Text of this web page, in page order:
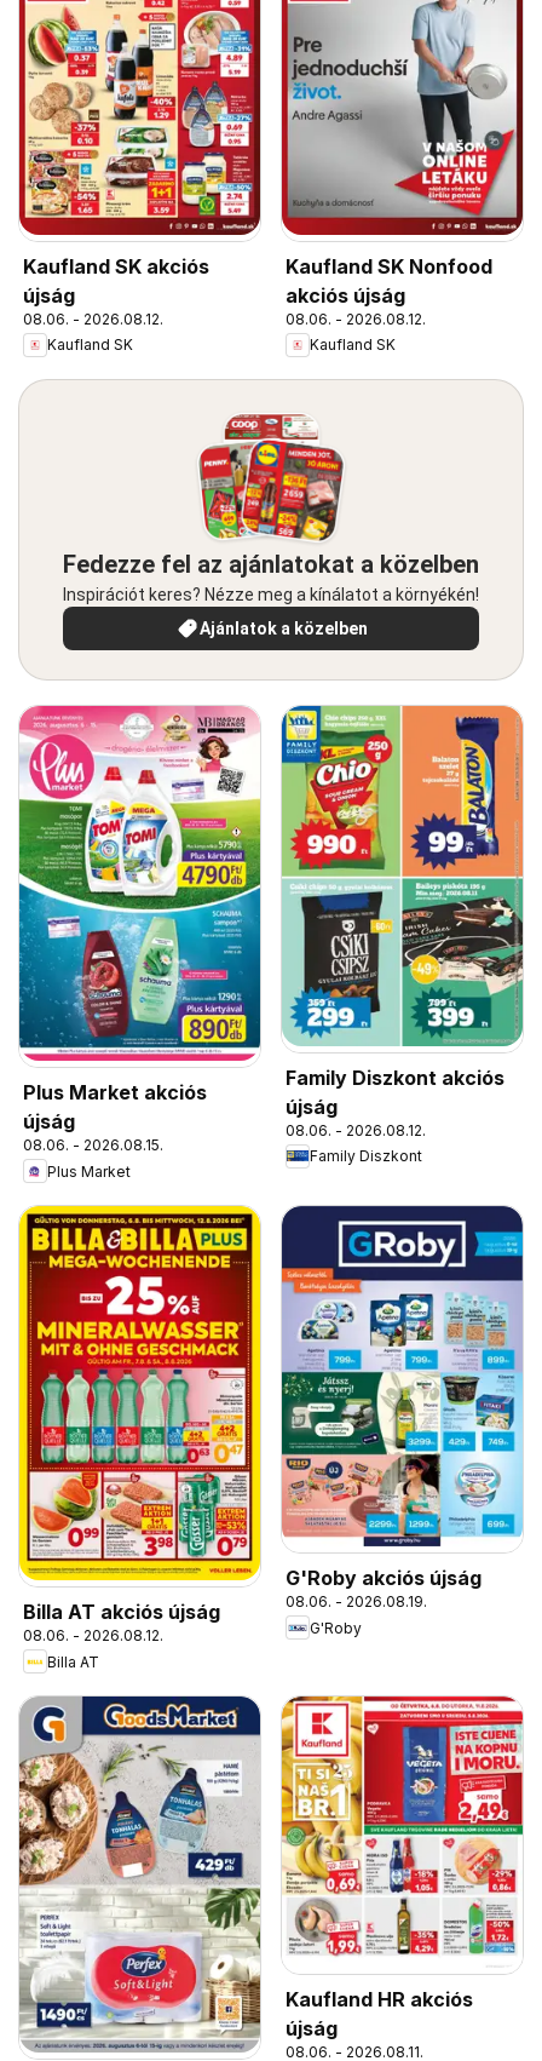
Kaufland SK akciós
újság
08.06. - 2026.08.12.
Kaufland SK
Kaufland SK Nonfood
akciós újság
08.06. - 2026.08.12.
Kaufland SK
Fedezze fel az ajánlatokat a közelben
Inspirációt keres? Nézze meg a kínálatot a környékén!
Ajánlatok a közelben
Plus Market akciós
újság
08.06. - 2026.08.15.
Plus Market
Family Diszkont akciós
újság
08.06. - 2026.08.12.
Family Diszkont
Billa AT akciós újság
08.06. - 2026.08.12.
Billa AT
G'Roby akciós újság
08.06. - 2026.08.19.
G'Roby
Kaufland HR akciós
újság
08.06. - 2026.08.11.